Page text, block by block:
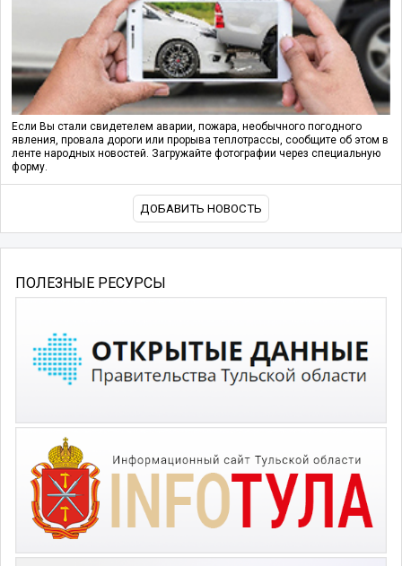
Если Вы стали свидетелем аварии, пожара, необычного погодного
явления, провала дороги или прорыва теплотрассы, сообщите об этом в
ленте народных новостей. Загружайте фотографии через специальную
форму.
ДОБАВИТЬ НОВОСТЬ
ПОЛЕЗНЫЕ РЕСУРСЫ